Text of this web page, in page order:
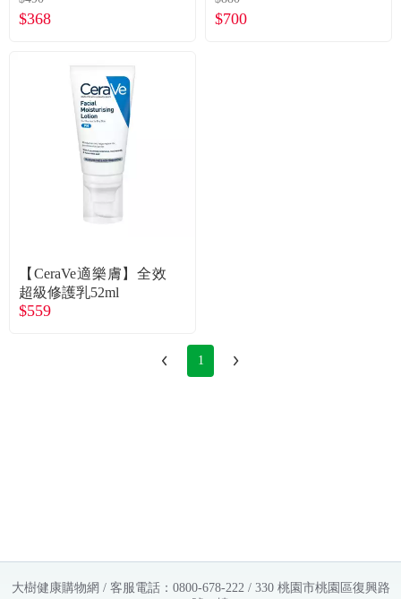
關於我們
$368 $700
【CeraVe適樂膚】全效
超級修護乳52ml
$559
1
大樹健康購物網 / 客服電話：0800-678-222 / 330 桃園市桃園區復興路